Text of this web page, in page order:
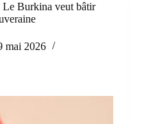
Burkina veut bâtir
mai 2026